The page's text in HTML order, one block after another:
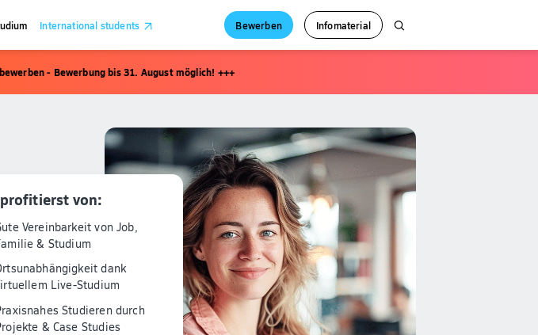
International students Bewerben Infomaterial
- Bewerbung bis 31. August möglich! +++
von:
Vereinbarkeit von Job,
& Studium
dank
Live-Studium
Studieren durch
& Case Studies